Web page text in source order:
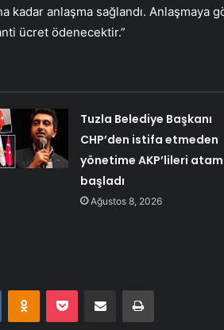
anlaşma sağlandı. Anlaşmaya
ücret ödenecektir.”
Tuzla Belediye Başkanı
CHP’den istifa etmeden
yönetime AKP’lileri
başladı
Ağustos 8, 2026
VKontakteOdnoklassniki
Pocket E-Posta ile paylaş Yazdır